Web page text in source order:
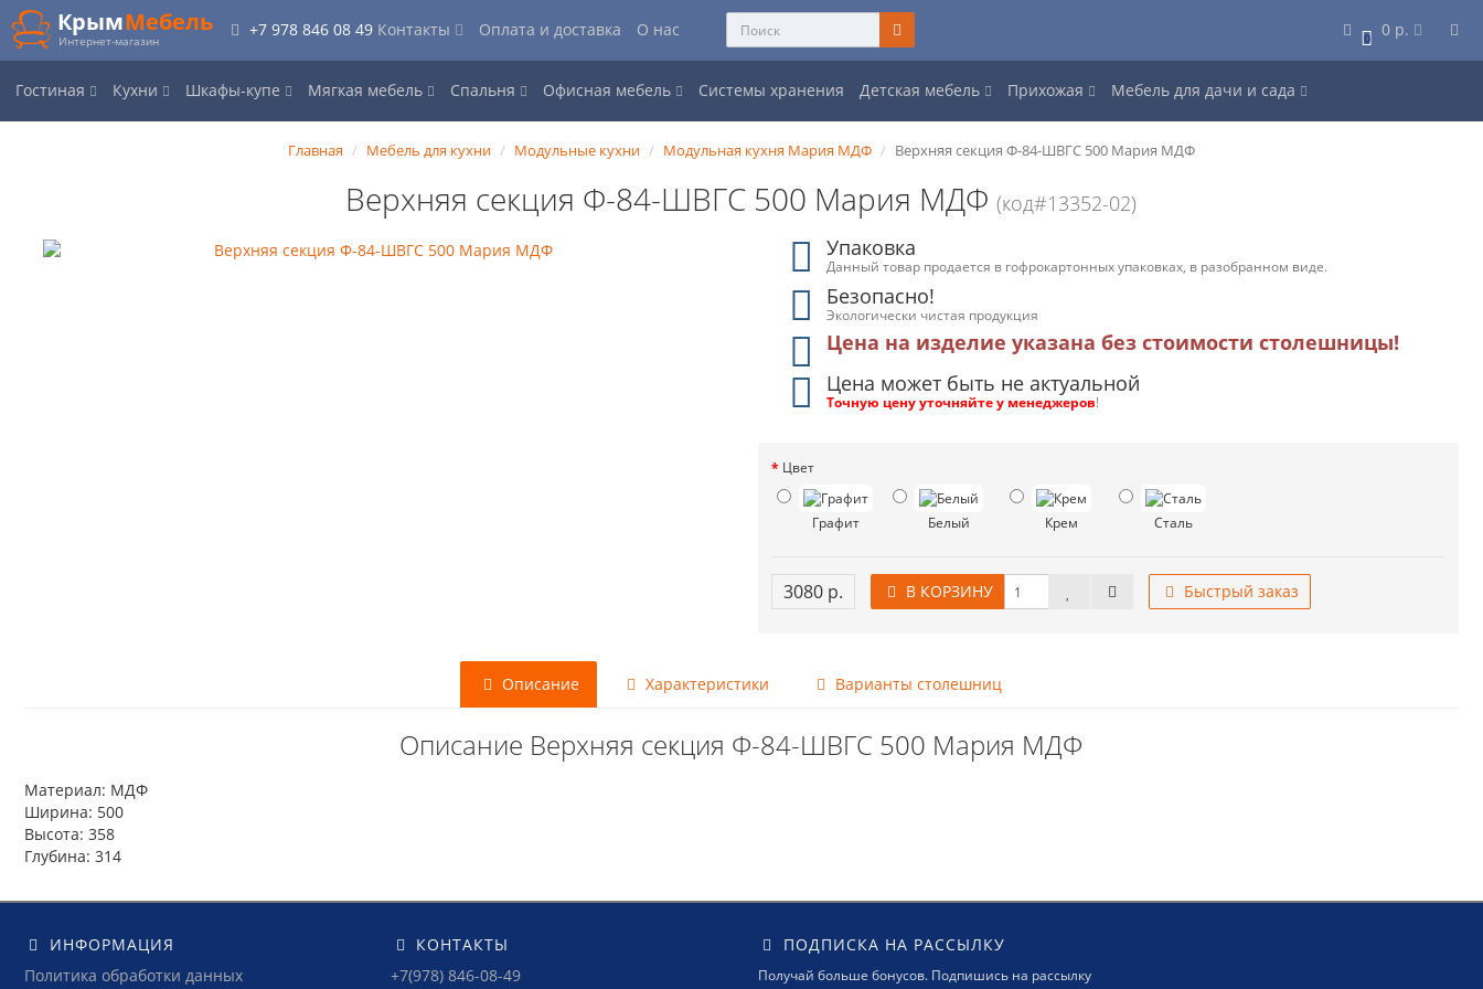
КрымМебель
Интернет-магазин
+7 978 846 08 49 Контакты Оплата и доставка О нас 0 0 р.
Гостиная Кухни Шкафы-купе Мягкая мебель Спальня Офисная мебель Системы хранения Детская мебель Прихожая Мебель для дачи и сада
Главная Мебель для кухни Модульные кухни Модульная кухня Мария МДФ Верхняя секция Ф-84-ШВГС 500 Мария МДФ
Верхняя секция Ф-84-ШВГС 500 Мария МДФ(код#13352-02)
Упаковка
Данный товар продается в гофрокартонных упаковках, в разобранном виде.
Безопасно!
Экологически чистая продукция
Цена на изделие указана без стоимости столешницы!
Цена может быть не актуальной
Точную цену уточняйте у менеджеров!
Цвет
Графит Белый Крем Сталь
3080 р. В КОРЗИНУ Быстрый заказ
Описание Характеристики Варианты столешниц
Описание Верхняя секция Ф-84-ШВГС 500 Мария МДФ
Материал: МДФ
Ширина: 500
Высота: 358
Глубина: 314
ИНФОРМАЦИЯ
Политика обработки данных
КОНТАКТЫ
+7(978) 846-08-49
ПОДПИСКА НА РАССЫЛКУ
Получай больше бонусов. Подпишись на рассылку